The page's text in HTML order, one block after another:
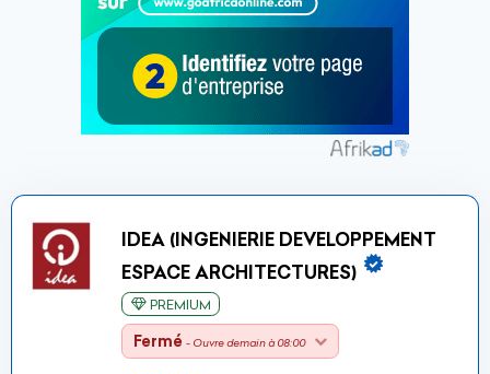
IDEA (INGENIERIE DEVELOPPEMENT
ESPACE ARCHITECTURES)
PREMIUM
Fermé - Ouvre demain à 08:00